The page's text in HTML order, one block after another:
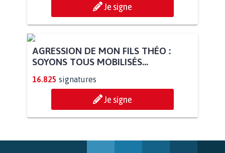
Je signe
AGRESSION DE MON FILS THÉO :